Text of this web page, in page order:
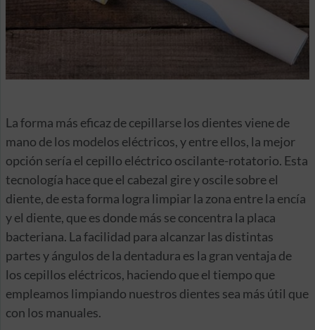
La forma más eficaz de cepillarse los dientes viene de
mano de los modelos eléctricos, y entre ellos, la mejor
opción sería el cepillo eléctrico oscilante-rotatorio. Esta
tecnología hace que el cabezal gire y oscile sobre el
diente, de esta forma logra limpiar la zona entre la encía
y el diente, que es donde más se concentra la placa
bacteriana. La facilidad para alcanzar las distintas
partes y ángulos de la dentadura es la gran ventaja de
los cepillos eléctricos, haciendo que el tiempo que
empleamos limpiando nuestros dientes sea más útil que
con los manuales.